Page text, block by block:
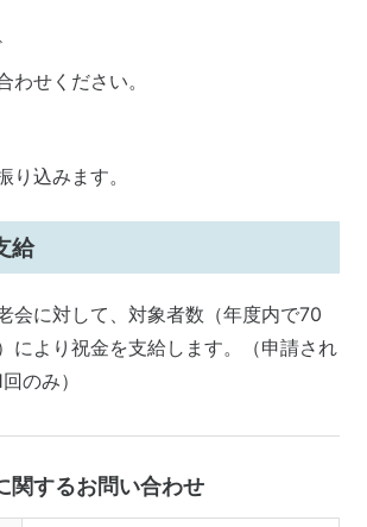
せください。
込みます。
給
会に対して、対象者数（年度内で70
により祝金を支給します。（申請され
のみ）
関するお問い合わせ